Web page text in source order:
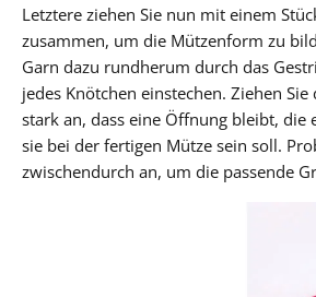
Letztere ziehen Sie nun mit einem
zusammen, um die Mützenform zu
Garn dazu rundherum durch das
jedes Knötchen einstechen. Ziehen
stark an, dass eine Öffnung bleibt, die
sie bei der fertigen Mütze sein soll.
zwischendurch an, um die passende